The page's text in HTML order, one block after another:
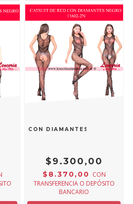
11602-5N
RED CON DIAMANTES NEGRO
$9.300,00
$8.370,00 CON
TRANSFERENCIA O DEPÓSITO
BANCARIO